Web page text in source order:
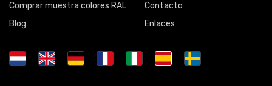
Comprar muestra colores RAL
Blog
Contacto
Enlaces